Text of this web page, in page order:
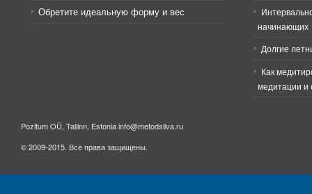
Обретите идеальную форму и вес
начинающих
Долгие
Как
медитации и
Pozitum OÜ, Tallinn, Estonia info@metodsilva.ru
© 2009-2015. Все права защищены.